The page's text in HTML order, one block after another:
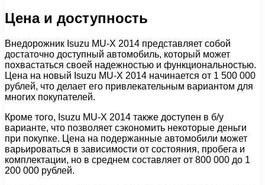
Цена и доступность
Внедорожник Isuzu MU-X 2014 представляет собой
достаточно доступный автомобиль, который может
похвастаться своей надежностью и функциональностью.
Цена на новый Isuzu MU-X 2014 начинается от 1 500 000
рублей, что делает его привлекательным вариантом для
многих покупателей.
Кроме того, Isuzu MU-X 2014 также доступен в б/у
варианте, что позволяет сэкономить некоторые деньги
при покупке. Цена на подержанные автомобили может
варьироваться в зависимости от состояния, пробега и
комплектации, но в среднем составляет от 800 000 до 1
200 000 рублей.